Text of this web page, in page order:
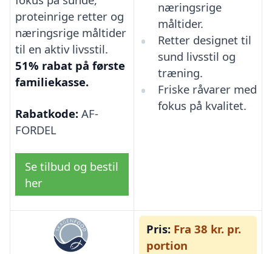
proteinrige retter og
næringsrige måltider
til en aktiv livsstil.
51% rabat på første
familiekasse.
Rabatkode: AF-
FORDEL
Se tilbud og bestil
her
næringsrige
måltider.
Retter designet til
sund livsstil og
træning.
Friske råvarer med
fokus på kvalitet.
Pris: Fra 38 kr. pr.
portion